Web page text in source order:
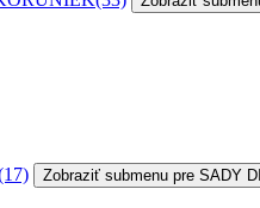
Zobraziť submenu pre SADY